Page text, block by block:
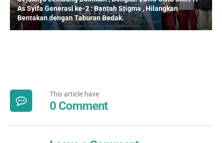
As Syifa Generasi ke-2 : Bantah Stigma , Hilangkan
Bentakan dengan Taburan Bedak.
This article have
0 Comment